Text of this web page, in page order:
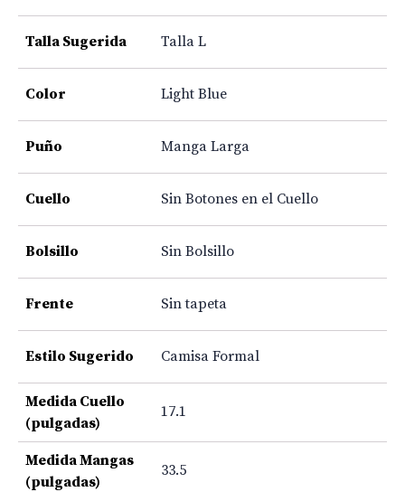
Talla Sugerida Talla L
Color Light Blue
Puño Manga Larga
Cuello Sin Botones en el Cuello
Bolsillo Sin Bolsillo
Frente Sin tapeta
Estilo Sugerido Camisa Formal
Medida Cuello
(pulgadas)
17.1
Medida Mangas
(pulgadas)
33.5